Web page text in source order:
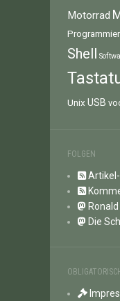
Motorrad
Shell
Unix USB
FOLGEN
Die